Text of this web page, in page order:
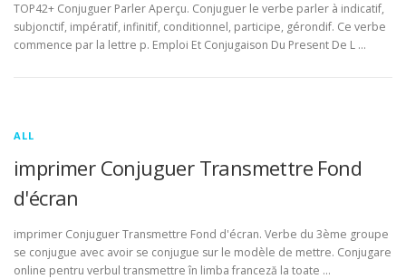
TOP42+ Conjuguer Parler Aperçu. Conjuguer le verbe parler à indicatif,
subjonctif, impératif, infinitif, conditionnel, participe, gérondif. Ce verbe
commence par la lettre p. Emploi Et Conjugaison Du Present De L …
ALL
imprimer Conjuguer Transmettre Fond
d'écran
imprimer Conjuguer Transmettre Fond d'écran. Verbe du 3ème groupe
se conjugue avec avoir se conjugue sur le modèle de mettre. Conjugare
online pentru verbul transmettre în limba franceză la toate …